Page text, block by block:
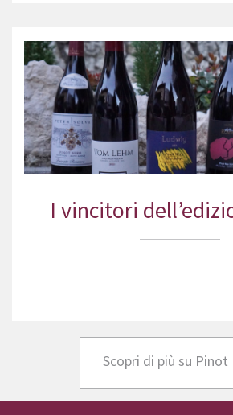
I vincitori
Scopri di più su Pinot